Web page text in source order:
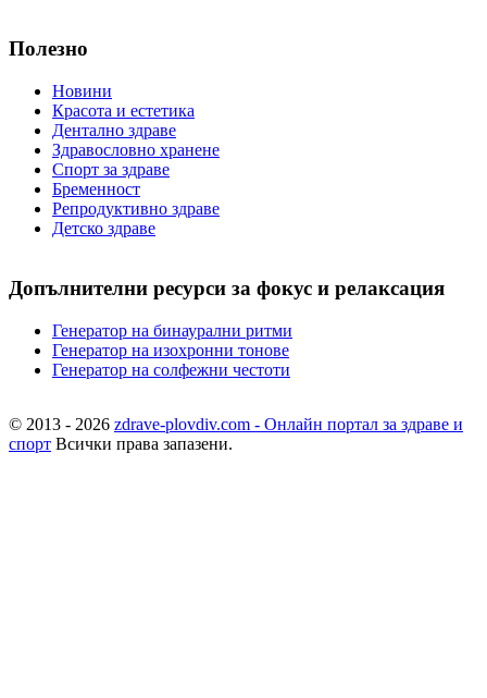
Полезно
Новини
Красота и естетика
Дентално здраве
Здравословно хранене
Спорт за здраве
Бременност
Репродуктивно здраве
Детско здраве
Допълнителни ресурси за фокус и релаксация
Генератор на бинаурални ритми
Генератор на изохронни тонове
Генератор на солфежни честоти
© 2013 - 2026 zdrave-plovdiv.com - Онлайн портал за здраве и
спорт Всички права запазени.